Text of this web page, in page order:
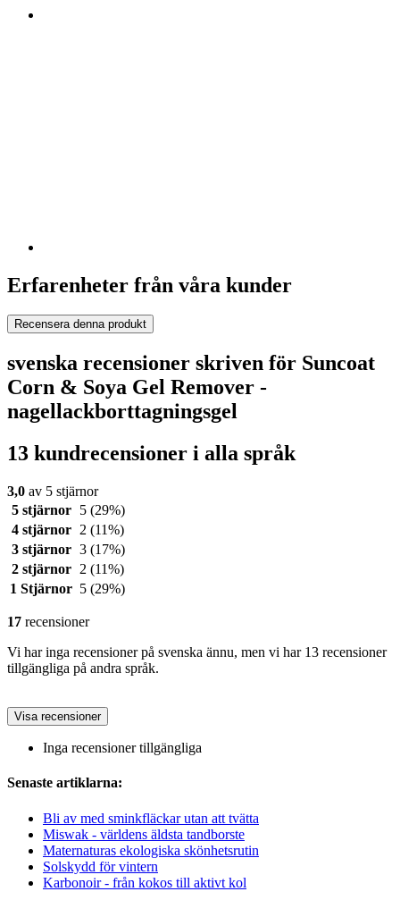
Erfarenheter från våra kunder
Recensera denna produkt
svenska recensioner skriven för Suncoat
Corn & Soya Gel Remover -
nagellackborttagningsgel
13 kundrecensioner i alla språk
3,0 av 5 stjärnor
5 stjärnor
5 (29%)
4 stjärnor
2 (11%)
3 stjärnor 3 (17%)
2 stjärnor
2 (11%)
1 Stjärnor 5 (29%)
17 recensioner
Vi har inga recensioner på svenska ännu, men vi har 13 recensioner
tillgängliga på andra språk.
Visa recensioner
Inga recensioner tillgängliga
Senaste artiklarna:
Bli av med sminkfläckar utan att tvätta
Miswak - världens äldsta tandborste
Maternaturas ekologiska skönhetsrutin
Solskydd för vintern
Karbonoir - från kokos till aktivt kol